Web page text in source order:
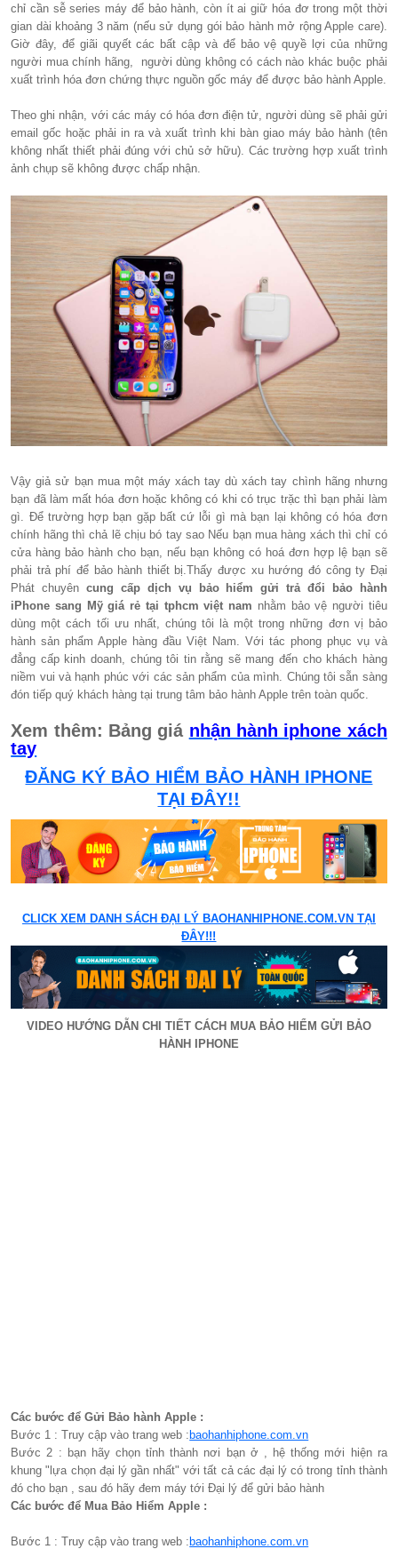
chỉ cần sễ series máy để bảo hành, còn ít ai giữ hóa đơ trong một thời
gian dài khoảng 3 năm (nếu sử dụng gói bảo hành mở rộng Apple care).
Giờ đây, để giãi quyết các bất cập và để bảo vệ quyề lợi của những
người mua chính hãng, người dùng không có cách nào khác buộc phải
xuất trình hóa đơn chứng thực nguồn gốc máy để được bảo hành Apple.
Theo ghi nhận, với các máy có hóa đơn điện tử, người dùng sẽ phải gửi
email gốc hoặc phải in ra và xuất trình khi bàn giao máy bảo hành (tên
không nhất thiết phải đúng với chủ sở hữu). Các trường hợp xuất trình
ảnh chụp sẽ không được chấp nhận.
Vậy giả sử bạn mua một máy xách tay dù xách tay chình hãng nhưng
bạn đã làm mất hóa đơn hoặc không có khi có trục trặc thì bạn phải làm
gì. Để trường hợp bạn gặp bất cứ lỗi gì mà bạn lại không có hóa đơn
chính hãng thì chả lẽ chịu bó tay sao Nếu bạn mua hàng xách thì chỉ có
cửa hàng bảo hành cho bạn, nếu bạn không có hoá đơn hợp lệ bạn sẽ
phải trả phí để bảo hành thiết bị.Thấy được xu hướng đó công ty Đại
Phát chuyên cung cấp dịch vụ bảo hiểm gửi trả đổi bảo hành
iPhone sang Mỹ giá rẻ tại tphcm việt nam nhằm bảo vệ người tiêu
dùng một cách tối ưu nhất, chúng tôi là một trong những đơn vị bảo
hành sản phẩm Apple hàng đầu Việt Nam. Với tác phong phục vụ và
đẳng cấp kinh doanh, chúng tôi tin rằng sẽ mang đến cho khách hàng
niềm vui và hạnh phúc với các sản phẩm của mình. Chúng tôi sẵn sàng
đón tiếp quý khách hàng tại trung tâm bảo hành Apple trên toàn quốc.
Xem thêm: Bảng giá nhận hành iphone xách
tay
ĐĂNG KÝ BẢO HIỂM BẢO HÀNH IPHONE
TẠI ĐÂY!!
CLICK XEM DANH SÁCH ĐẠI LÝ BAOHANHIPHONE.COM.VN TẠI
ĐÂY!!!
VIDEO HƯỚNG DẪN CHI TIẾT CÁCH MUA BẢO HIỂM GỬI BẢO
HÀNH IPHONE
Các bước để Gửi Bảo hành Apple :
Bước 1 : Truy cập vào trang web : baohanhiphone.com.vn
Bước 2 : bạn hãy chọn tỉnh thành nơi bạn ở , hệ thống mới hiện ra
khung "lựa chọn đại lý gần nhất" với tất cả các đại lý có trong tỉnh thành
đó cho bạn , sau đó hãy đem máy tới Đại lý để gửi bảo hành
Các bước để Mua Bảo Hiểm Apple :
Bước 1 : Truy cập vào trang web : baohanhiphone.com.vn